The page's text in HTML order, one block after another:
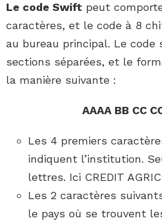
Le code Swift peut
caractères, et le code à 8
au bureau principal. Le code
sections séparées, et le
la manière suivante :
AAAA BB CC
Les 4 premiers
indiquent l’institution.
lettres. Ici CREDIT
Les 2 caractères
le pays où se trouvent